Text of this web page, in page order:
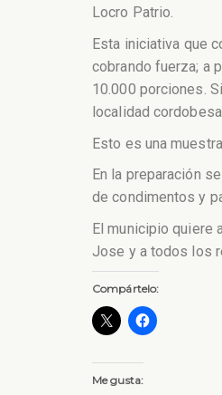
Locro Patrio.
Esta iniciativa que
cobrando fuerza; a
10.000 porciones.
localidad
Esto es una
En la preparación
de condimentos y
El municipio quiere
Jose y a todos los
Compártelo:
Me gusta: